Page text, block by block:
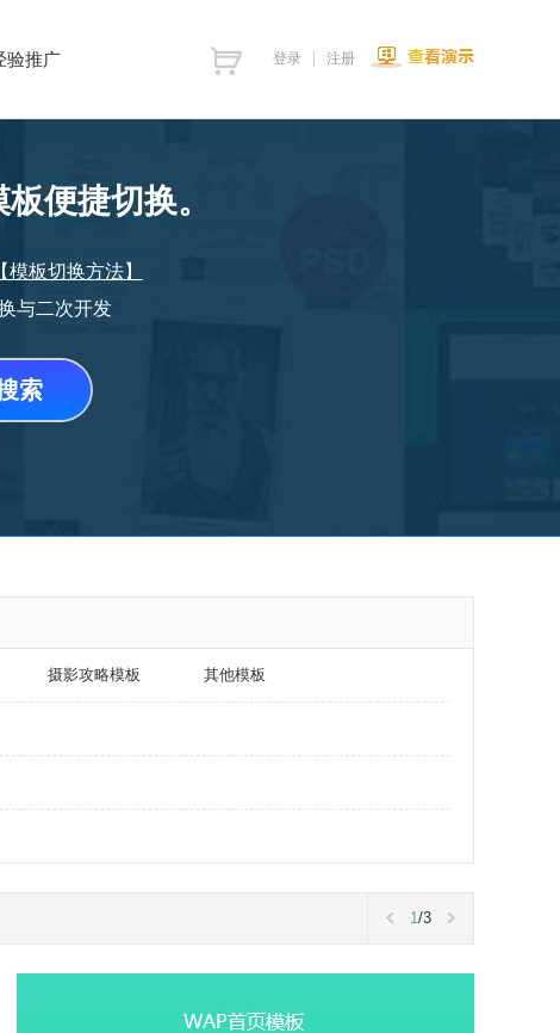
验推广 登录 注册
便捷切换。
【模板切换方法】
与二次开发
摄影攻略模板 其他模板
1/3